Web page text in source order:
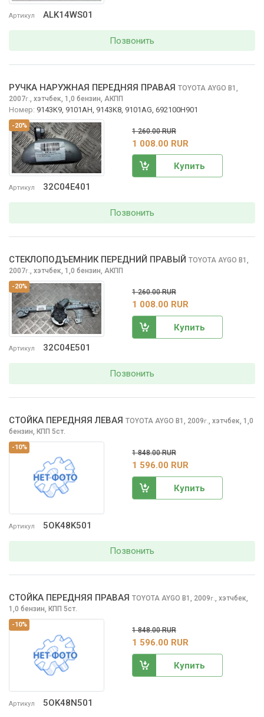
Артикул ALK14WS01
Позвонить
-20%
Артикул 32C04E401
РУЧКА НАРУЖНАЯ ПЕРЕДНЯЯ ПРАВАЯ TOYOTA AYGO B1,
2007г., хэтчбек, 1,0 бензин, АКПП
Номер: 9143K9, 9101AH, 9143K8, 9101AG, 692100H901
1 260.00 RUR
1 008.00 RUR
Купить
Позвонить
-20%
Артикул 32C04E501
СТЕКЛОПОДЪЕМНИК ПЕРЕДНИЙ ПРАВЫЙ TOYOTA AYGO B1,
2007г., хэтчбек, 1,0 бензин, АКПП
1 260.00 RUR
1 008.00 RUR
Купить
Позвонить
-10%
Артикул 5OK48K501
СТОЙКА ПЕРЕДНЯЯ ЛЕВАЯ TOYOTA AYGO B1, 2009г., хэтчбек, 1,0
бензин, КПП 5ст.
1 848.00 RUR
1 596.00 RUR
Купить
Позвонить
-10%
Артикул 5OK48N501
СТОЙКА ПЕРЕДНЯЯ ПРАВАЯ TOYOTA AYGO B1, 2009г., хэтчбек,
1,0 бензин, КПП 5ст.
1 848.00 RUR
1 596.00 RUR
Купить